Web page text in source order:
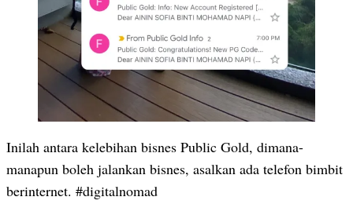
Inilah antara kelebihan bisnes Public Gold, dimana-
manapun boleh jalankan bisnes, asalkan ada telefon bimbit
berinternet. #digitalnomad